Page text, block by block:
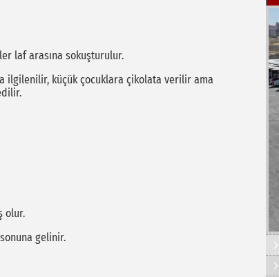
laf arasına sokuşturulur.
ilgilenilir, küçük çocuklara çikolata verilir ama
olur.
gelinir.